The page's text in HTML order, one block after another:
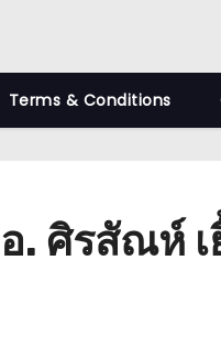
Terms & Conditions
. ศิรสัณห์